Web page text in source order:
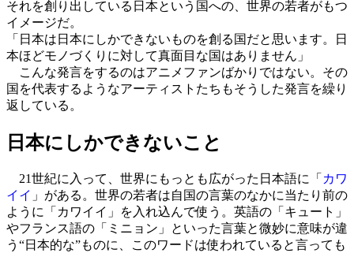
それを創り出している日本という国への、世界の若者がもつ
イメージだ。
「日本は日本にしかできないものを創る国だと思います。日
本ほどモノづくりに対して真面目な国はありません」
こんな発言をするのはアニメファンばかりではない。その
国を代表するようなアーティストたちもそうした発言を繰り
返している。
日本にしかできないこと
21世紀に入って、世界にもっとも広がった日本語に「 カワ
イイ 」がある。世界の若者は自国の言葉のなかに当たり前の
ように「カワイイ」を入れ込んで使う。英語の「キュート」
やフランス語の「ミニョン」といった言葉と微妙に意味が違
う“日本的な”ものに、このワードは使われていると言っても